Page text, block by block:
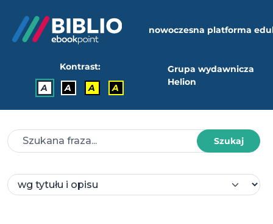
nowoczesna platforma
Kontrast:
A
A A A
Grupa wydawnicza
Helion
Szukaj